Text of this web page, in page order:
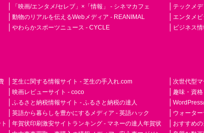
「映画/エンタメ/セレブ」×「情報」 - シネマカフェ
動物のリアルを伝えるWebメディア - REANIMAL
やわらかスポーツニュース - CYCLE
テックメ
エンタメ
ビジネス
芝生に関する情報サイト - 芝生の手入れ.com
映画レビューサイト - coco
ふるさと納税情報サイト - ふるさと納税の達人
英語から暮らしを豊かにするメディア - 英語ハック
年賀状印刷激安サイトランキング - マネーの達人年賀状
次世代型
趣味・資
ウォータ
おすすめ